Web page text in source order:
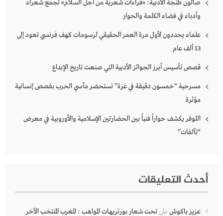
صالون طنجة الأدبية: «قراءات شعرية من أجل السلام» تجمع شعراء
وأدباء في فضاء الكلمة والحوار
علماء يحددون لأول مرة العمر الحقيقي لرسومات كهف فرنسي تعود إلى
13 ألف عام
قصص تأسيس أبرز الجوائز الأدبية التي صنعت تاريخ الإبداع
مسرحية “خمسون دقيقة في غزة” تستحضر مآسي الحرب بقصص إنسانية
مؤثرة
اللوفر يكشف حواراً فنياً بين الحضارتين الإسلامية والأوروبية في معرض
“تآلفات”
أحدث التعليقات
عزيز باكوش علىتحت شعار بورتريهات المواهب : المغرب المنتخب الآخر